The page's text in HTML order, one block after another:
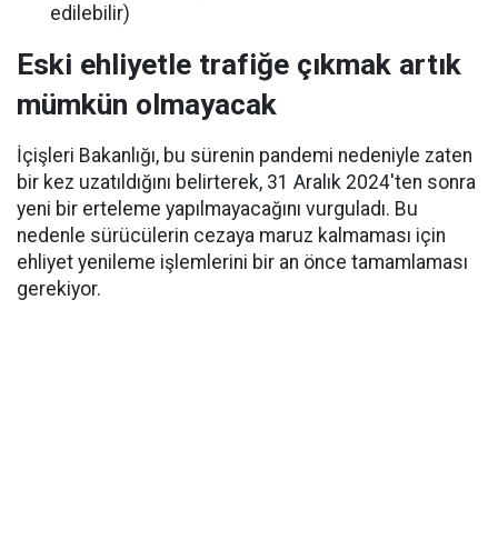
edilebilir)
Eski ehliyetle trafiğe çıkmak artık
mümkün olmayacak
İçişleri Bakanlığı, bu sürenin pandemi nedeniyle zaten
bir kez uzatıldığını belirterek, 31 Aralık 2024'ten sonra
yeni bir erteleme yapılmayacağını vurguladı. Bu
nedenle sürücülerin cezaya maruz kalmaması için
ehliyet yenileme işlemlerini bir an önce tamamlaması
gerekiyor.